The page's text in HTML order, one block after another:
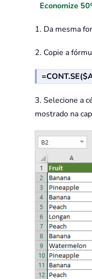
Economize
1. Da mesma
2. Copie a
3. Selecione a
mostrado na